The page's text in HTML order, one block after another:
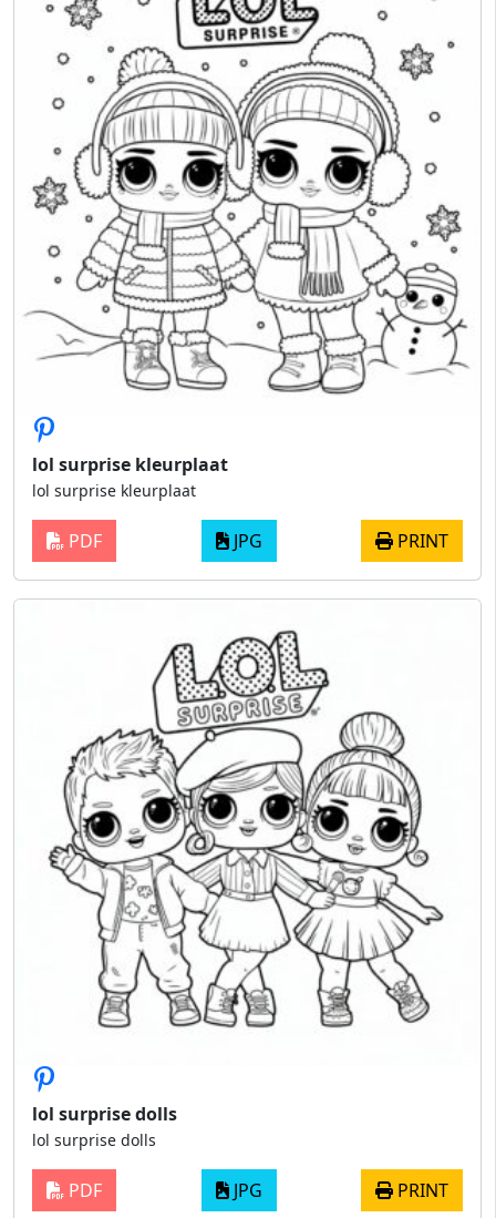
lol surprise kleurplaat
lol surprise kleurplaat
PDF JPG PRINT
lol surprise dolls
lol surprise dolls
PDF JPG PRINT